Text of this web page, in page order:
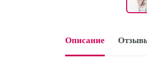
Описание